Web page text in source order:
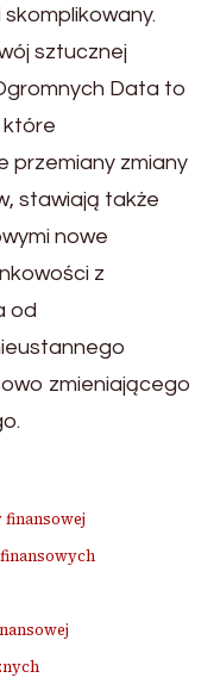
sztucznej
Data to
które
przemiany zmiany
stawiają także
nowe
z
od
zmieniającego